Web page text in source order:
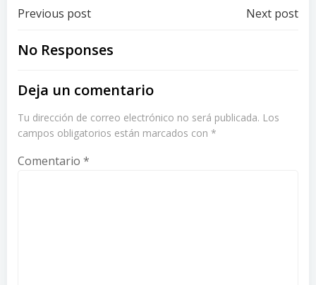
Post
navigation
Previous post Next post
No Responses
Deja un comentario
Tu dirección de correo electrónico no será publicada. Los
campos obligatorios están marcados con *
Comentario *